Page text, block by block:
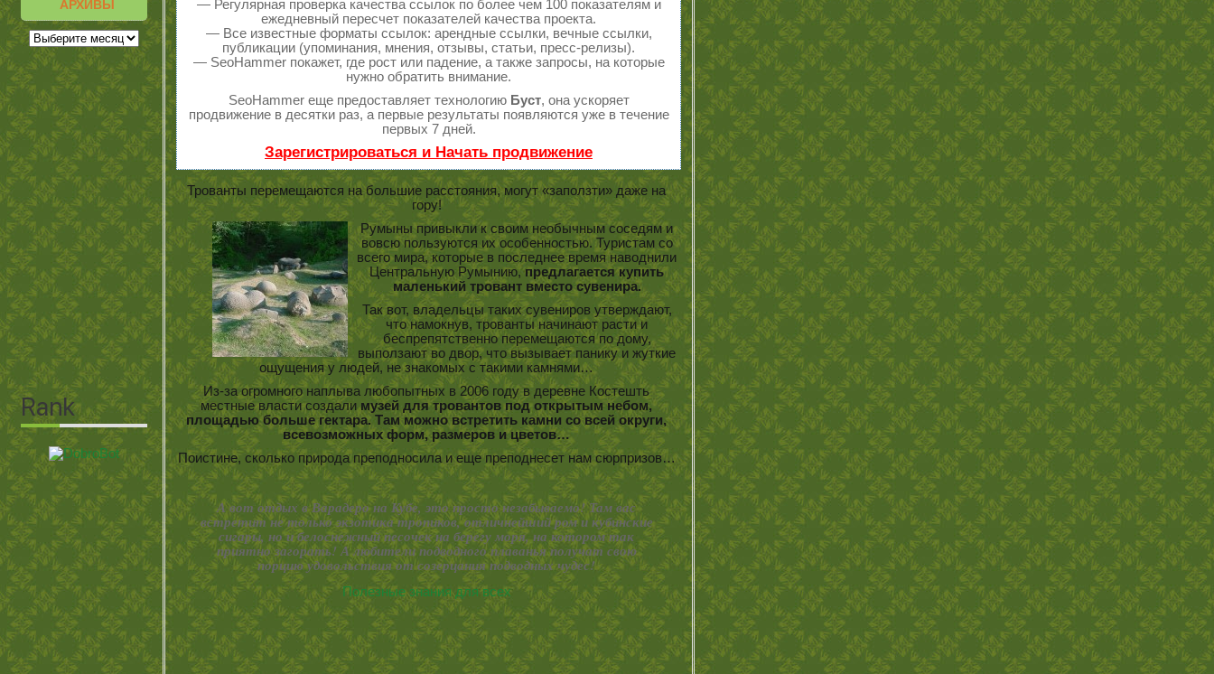
АРХИВЫ
— Регулярная проверка качества ссылок по более чем 100 показателям и
ежедневный пересчет показателей качества проекта.
— Все известные форматы ссылок: арендные ссылки, вечные ссылки,
публикации (упоминания, мнения, отзывы, статьи, пресс-релизы).
— SeoHammer покажет, где рост или падение, а также запросы, на которые
нужно обратить внимание.
SeoHammer еще предоставляет технологию Буст, она ускоряет
продвижение в десятки раз, а первые результаты появляются уже в течение
первых 7 дней.
Зарегистрироваться и Начать продвижение
Трованты перемещаются на большие расстояния, могут «заползти» даже на
гору!
Румыны привыкли к своим необычным соседям и
вовсю пользуются их особенностью. Туристам со
всего мира, которые в последнее время наводнили
Центральную Румынию,предлагается купить
маленький тровант вместо сувенира.
Так вот, владельцы таких сувениров утверждают,
что намокнув, трованты начинают расти и
беспрепятственно перемещаются по дому,
выползают во двор, что вызывает панику и жуткие
ощущения у людей, не знакомых с такими камнями…
Из-за огромного наплыва любопытных в 2006 году в деревне Костешть
местные власти создалимузей для тровантов под открытым небом,
площадью больше гектара. Там можно встретить камни со всей округи,
всевозможных форм, размеров и цветов…
Поистине, сколько природа преподносила и еще преподнесет нам сюрпризов…
А вот отдых в Варадеро на Кубе, это просто незабываемо! Там вас
встретит не только экзотика тропиков, отличнейший ром и кубинские
сигары, но и белоснежный песочек на берегу моря, на котором так
приятно загорать! А любители подводного плаванья получат свою
порцию удовольствия от созерцания подводных чудес!
Полезные знания для всех